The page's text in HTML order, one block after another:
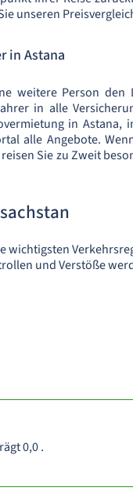
unseren
in Astana
weitere Person
in alle
in Astana,
alle Angebote.
Sie zu Zweit
wichtigsten
und Verstöße
0,0 .